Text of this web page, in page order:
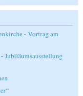
- Vortrag am
Jubiläumsausstellung